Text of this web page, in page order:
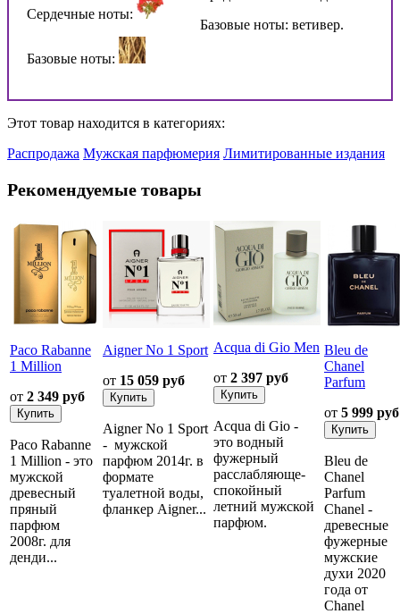
Сердечные ноты:
Базовые ноты:
Базовые ноты: ветивер.
Этот товар находится в категориях:
Распродажа Мужская парфюмерия Лимитированные издания
Рекомендуемые товары
Paco Rabanne
1 Million
от 2 349 руб
Paco Rabanne
1 Million - это
мужской
древесный
пряный
парфюм
2008г. для
денди...
Aigner No 1 Sport
от 15 059 руб
Aigner No 1 Sport
- мужской
парфюм 2014г. в
формате
туалетной воды,
фланкер Aigner...
Acqua di Gio Men
от 2 397 руб
Acqua di Gio -
это водный
фужерный
расслабляюще-
спокойный
летний мужской
парфюм.
Bleu de
Chanel
Parfum
от 5 999 руб
Bleu de
Chanel
Parfum
Chanel -
древесные
фужерные
мужские
духи 2020
года от
Chanel